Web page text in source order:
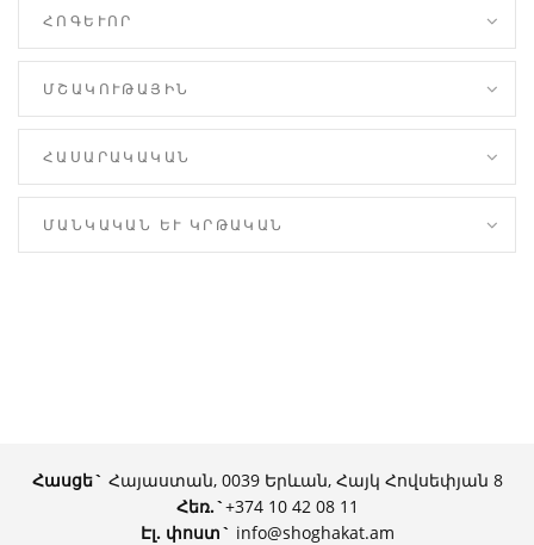
ՀՈԳԵՒՈՐ
ՄՇԱԿՈՒԹԱՅԻՆ
ՀԱՍԱՐԱԿԱԿԱՆ
ՄԱՆԿԱԿԱՆ ԵՒ ԿՐԹԱԿԱՆ
Հասցե` Հայաստան, 0039 Երևան, Հայկ Հովսեփյան 8
Հեռ.`+374 10 42 08 11
Էլ. փոստ` info@shoghakat.am